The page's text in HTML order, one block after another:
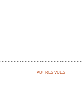
AUTRES VUES